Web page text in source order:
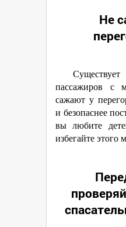
Не
пассажиров с
сажают у
и безопаснее
вы любите
избегайте этого